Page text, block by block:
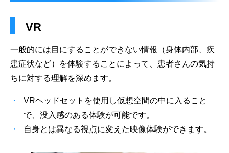
VR
⼀般的には⽬にすることができない情報（⾝体内部、疾
患症状など）を体験することによって、患者さんの気持
ちに対する理解を深めます。
VRヘッドセットを使用し仮想空間の中に入ること
で、没入感のある体験が可能です。
自身とは異なる視点に変えた映像体験ができます。